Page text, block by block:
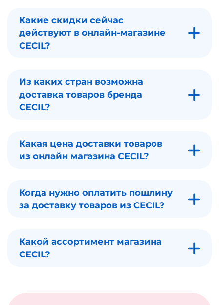
Какие скидки сейчас
действуют в онлайн-магазине
CECIL?
Из каких стран возможна
доставка товаров бренда
CECIL?
Какая цена доставки товаров
из онлайн магазина CECIL?
Когда нужно оплатить пошлину
за доставку товаров из CECIL?
Какой ассортимент магазина
CECIL?